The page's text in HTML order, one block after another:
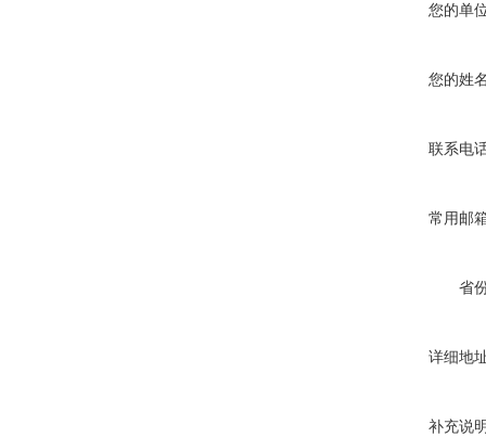
您的单
您的姓
联系电
常用邮
省
详细地
补充说